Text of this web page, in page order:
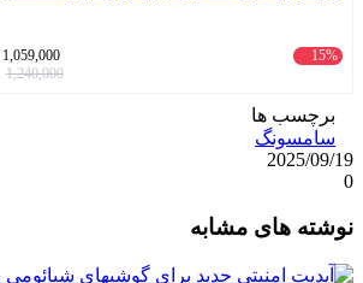
15%
1,059,000
1,240,000
برچسب ها
سامسونگ
2025/09/19
0
آپ
گذاری
ایمیل
نوشته های مشابه